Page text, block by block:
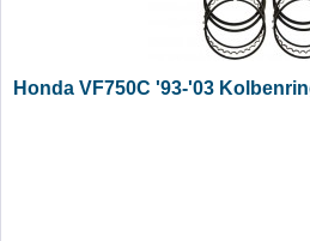
Honda VF750C '93-'03